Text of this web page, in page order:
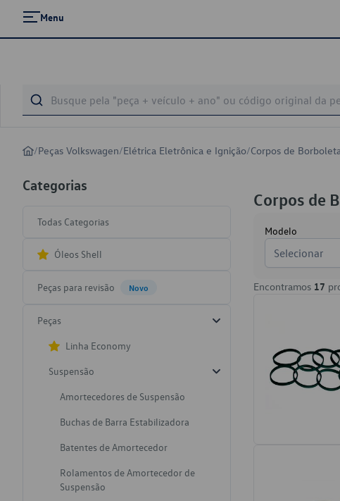
Menu
/Peças Volkswagen/Elétrica Eletrônica e Ignição/Corpos de
Categorias
Todas Categorias
Óleos Shell
Peças para revisão Novo
Peças
Linha Economy
Suspensão
Amortecedores de Suspensão
Buchas de Barra Estabilizadora
Batentes de Amortecedor
Rolamentos de Amortecedor de
Suspensão
Corpos de
Modelo
Selecionar
Encontramos 17